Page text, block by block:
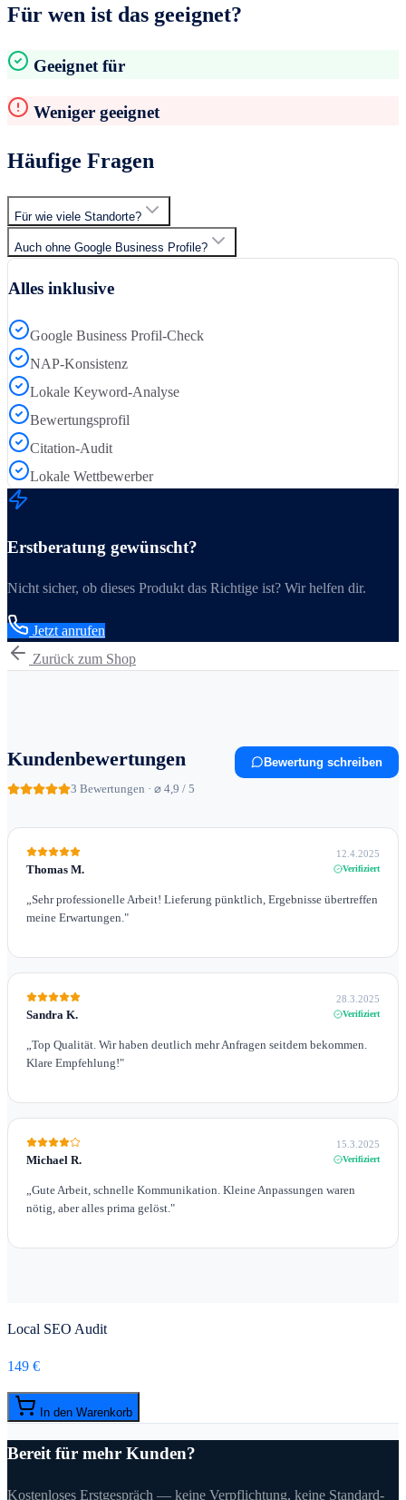
Für wen ist das geeignet?
Geeignet für
Weniger geeignet
Häufige Fragen
Für wie viele Standorte?
Auch ohne Google Business Profile?
Alles inklusive
Google Business Profil-Check
NAP-Konsistenz
Lokale Keyword-Analyse
Bewertungsprofil
Citation-Audit
Lokale Wettbewerber
Erstberatung gewünscht?
Nicht sicher, ob dieses Produkt das Richtige ist? Wir helfen dir.
Jetzt anrufen
Zurück zum Shop
Kundenbewertungen
3 Bewertungen · ⌀ 4,9 / 5
Bewertung schreiben
Thomas M.
12.4.2025
Verifiziert
Sehr professionelle Arbeit! Lieferung pünktlich, Ergebnisse übertreffen
meine Erwartungen. "
Sandra K.
28.3.2025
Verifiziert
Top Qualität. Wir haben deutlich mehr Anfragen seitdem bekommen.
Klare Empfehlung!"
Michael R.
15.3.2025
Verifiziert
Gute Arbeit, schnelle Kommunikation. Kleine Anpassungen waren
nötig, aber alles prima gelöst. "
Local SEO Audit
149 €
In den Warenkorb
Bereit für mehr Kunden?
Kostenloses Erstgespräch — keine Verpflichtung, keine Standard-